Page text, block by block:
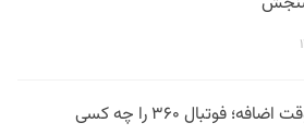
فیلتر در وقت اضافه؛ فوتبال ۳۶۰ را چه کسی